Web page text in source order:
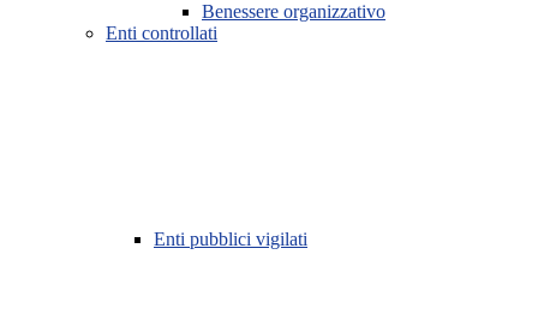
Benessere organizzativo
Enti controllati
Enti pubblici vigilati